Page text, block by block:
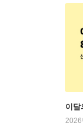
이달
2026